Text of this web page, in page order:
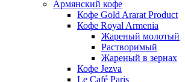
Армянский кофе
Кофе Gold Ararat Product
Кофе Royal Armenia
Жареный молотый
Растворимый
Жареный в зернах
Кофе Jezva
Le Café Paris